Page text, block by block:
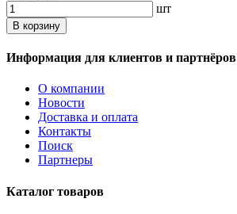
шт
В корзину
Информация для клиентов и партнёров
О компании
Новости
Доставка и оплата
Контакты
Поиск
Партнеры
Каталог товаров